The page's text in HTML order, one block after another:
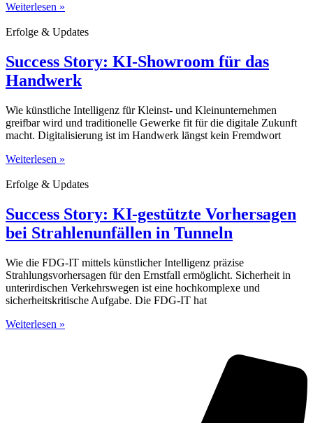
Weiterlesen »
Erfolge & Updates
Success Story: KI-Showroom für das
Handwerk
Wie künstliche Intelligenz für Kleinst- und Kleinunternehmen
greifbar wird und traditionelle Gewerke fit für die digitale Zukunft
macht. Digitalisierung ist im Handwerk längst kein Fremdwort
Weiterlesen »
Erfolge & Updates
Success Story: KI-gestützte Vorhersagen
bei Strahlenunfällen in Tunneln
Wie die FDG-IT mittels künstlicher Intelligenz präzise
Strahlungsvorhersagen für den Ernstfall ermöglicht. Sicherheit in
unterirdischen Verkehrswegen ist eine hochkomplexe und
sicherheitskritische Aufgabe. Die FDG-IT hat
Weiterlesen »